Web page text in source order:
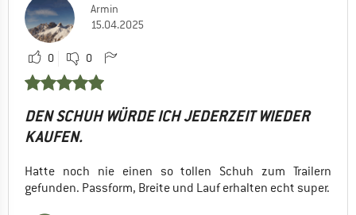
Armin
15.04.2025
0 0
DEN SCHUH WÜRDE ICH JEDERZEIT WIEDER
KAUFEN.
Hatte noch nie einen so tollen Schuh zum Trailern
gefunden. Passform, Breite und Lauf erhalten echt super.